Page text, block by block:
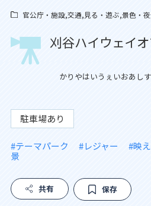
官公庁・施設,交通,見る・遊ぶ,景色・
刈谷ハイウェイ
かりやはいうぇいおあしす
駐車場あり
#テーマパーク #レジャー #映
景
共有 保存